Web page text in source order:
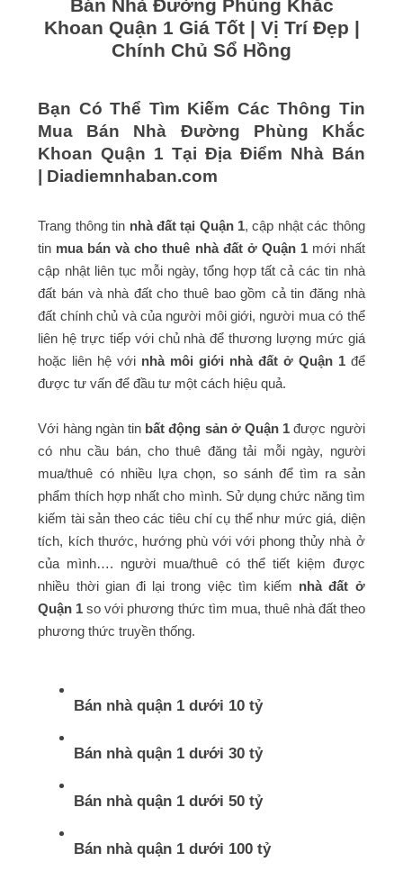
Bán Nhà Đường Phùng Khắc
Khoan Quận 1 Giá Tốt | Vị Trí Đẹp |
Chính Chủ Sổ Hồng
Bạn Có Thể Tìm Kiếm Các Thông Tin
Mua Bán Nhà Đường Phùng Khắc
Khoan Quận 1 Tại Địa Điểm Nhà Bán
Diadiemnhaban.com
Trang thông tin nhà đất tại Quận 1, cập nhật các thông
tin mua bán và cho thuê nhà đất ở Quận 1mới nhất
cập nhật liên tục mỗi ngày, tổng hợp tất cả các tin nhà
đất bán và nhà đất cho thuê bao gồm cả tin đăng nhà
đất chính chủ và của người môi giới, người mua có thể
liên hệ trực tiếp với chủ nhà để thương lượng mức giá
hoặc liên hệ với nhà môi giới nhà đất ở Quận 1để
được tư vấn để đầu tư một cách hiệu quả.
Với hàng ngàn tin bất động sản ở Quận 1 được người
có nhu cầu bán, cho thuê đăng tải mỗi ngày, người
mua/thuê có nhiều lựa chọn, so sánh để tìm ra sản
phẩm thích hợp nhất cho mình. Sử dụng chức năng tìm
kiếm tài sản theo các tiêu chí cụ thể như mức giá, diện
tích, kích thước, hướng phù với với phong thủy nhà ở
của mình…. người mua/thuê có thể tiết kiệm được
nhiều thời gian đi lại trong việc tìm kiếm nhà đất ở
Quận 1 so với phương thức tìm mua, thuê nhà đất theo
phương thức truyền thống.
Bán nhà quận 1 dưới 10 tỷ
Bán nhà quận 1 dưới 30 tỷ
Bán nhà quận 1 dưới 50 tỷ
Bán nhà quận 1 dưới 100 tỷ